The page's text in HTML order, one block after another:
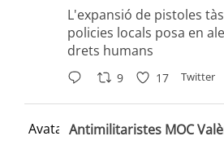
L'expansió de pistoles
policies locals posa en
drets humans
9 17 Twitter
Avatar Antimilitaristes MOC